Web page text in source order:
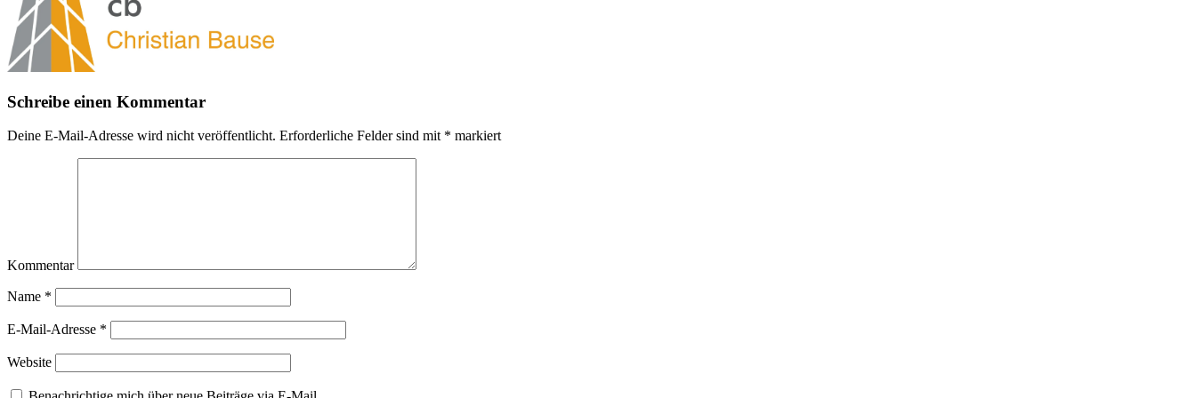
Schreibe einen Kommentar
Deine E-Mail-Adresse wird nicht veröffentlicht. Erforderliche Felder sind mit * markiert
Kommentar
Name *
E-Mail-Adresse *
Website